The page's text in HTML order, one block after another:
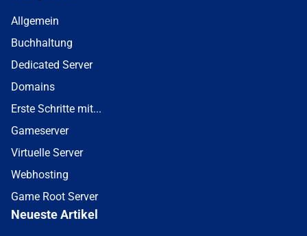
Allgemein
Buchhaltung
Dedicated Server
Domains
Erste Schritte mit...
Gameserver
Virtuelle Server
Webhosting
Game Root Server
Neueste Artikel